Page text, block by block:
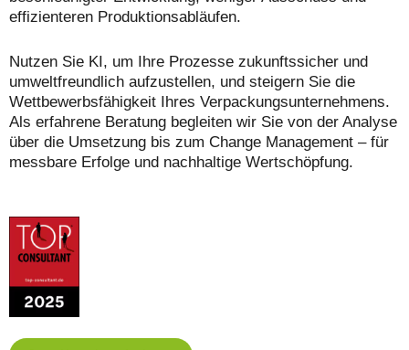
effizienteren Produktionsabläufen.
Nutzen Sie KI, um Ihre Prozesse zukunftssicher und
umweltfreundlich aufzustellen, und steigern Sie die
Wettbewerbsfähigkeit Ihres Verpackungsunternehmens.
Als erfahrene Beratung begleiten wir Sie von der Analyse
über die Umsetzung bis zum Change Management – für
messbare Erfolge und nachhaltige Wertschöpfung.